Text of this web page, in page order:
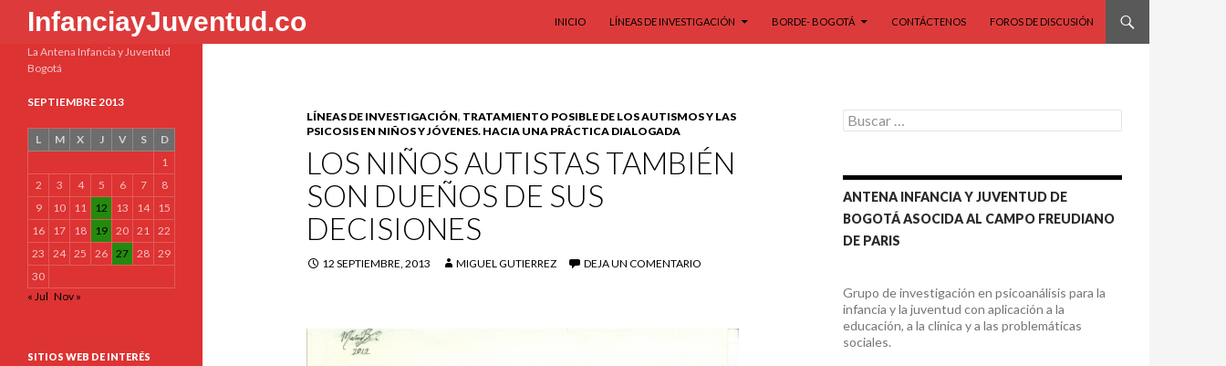
InfanciayJuventud.co
Buscar
INICIO
LÍNEAS DE INVESTIGACIÓN BORDE- BOGOTÁ CONTÁCTENOS FOROS DE DISCUSIÓN
LÍNEAS DE INVESTIGACIÓN, TRATAMIENTO POSIBLE DE LOS AUTISMOS Y LAS
PSICOSIS EN NIÑOS Y JÓVENES. HACIA UNA PRÁCTICA DIALOGADA
LOS NIÑOS AUTISTAS TAMBIÉN
SON DUEÑOS DE SUS
DECISIONES
12 SEPTIEMBRE, 2013 MIGUEL GUTIERREZ DEJA UN COMENTARIO
Buscar:
ANTENA INFANCIA Y JUVENTUD DE
BOGOTÁ ASOCIDA AL CAMPO FREUDIANO
DE PARIS
Grupo de investigación en psicoanálisis para la
infancia y la juventud con aplicación a la
educación, a la clínica y a las problemáticas
sociales.
La Antena Infancia y Juventud
Bogotá
SEPTIEMBRE 2013
L M X J V S
D
1
2
3 4 5 6 7
8
9
10 11 12 13 14
15
16
17 18 19 20 21 22
23
24 25 26 27 28 29
30
« Jul Nov »
SITIOS WEB DE INTERÉS